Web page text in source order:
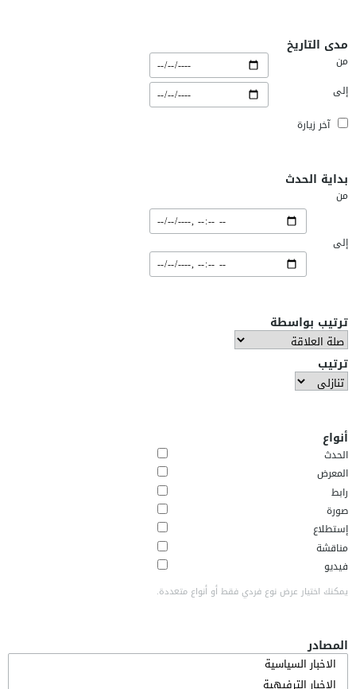
مدى التاريخ
من
إلى
آخر زيارة
بداية الحدث
من
إلى
ترتيب بواسطة
ترتيب
أنواع
الحدث
المعرض
رابط
صورة
إستطلاع
مناقشة
فيديو
يمكنك اختيار عرض نوع فردي فقط أو أنواع متعددة.
المصادر